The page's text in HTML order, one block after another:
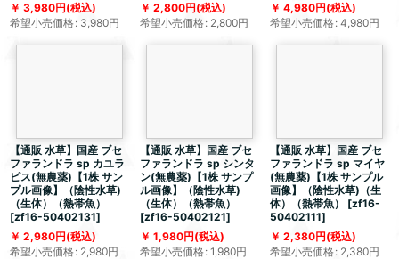
3,980円(税込)
希望小売価格: 3,980円
2,800円(税込)
希望小売価格: 2,800円
4,980円(税込)
希望小売価格: 4,980円
【通販 水草】国産 ブセ
ファランドラ sp カユラ
ピス(無農薬)【1株 サン
プル画像】（陰性水草)
（生体）（熱帯魚）
[zf16-50402131]
2,980円(税込)
希望小売価格: 2,980円
【通販 水草】国産 ブセ
ファランドラ sp シンタ
ン(無農薬)【1株 サンプ
ル画像】（陰性水草)
（生体）（熱帯魚）
[zf16-50402121]
1,980円(税込)
希望小売価格: 1,980円
【通販 水草】国産 ブセ
ファランドラ sp マイヤ
(無農薬)【1株 サンプル
画像】（陰性水草)（生
体）（熱帯魚）
[zf16-
50402111]
2,380円(税込)
希望小売価格: 2,380円